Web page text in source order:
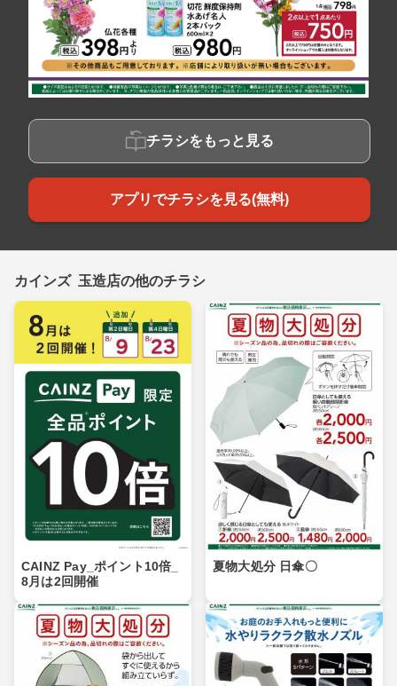
チラシをもっと見る
アプリでチラシを見る(無料)
カインズ 玉造店の他のチラシ
CAINZ Pay_ポイント10倍_
8月は2回開催
夏物大処分 日傘〇